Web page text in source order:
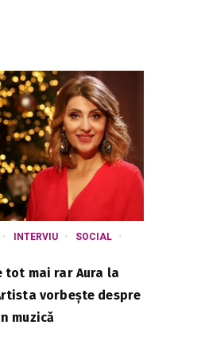
INTERVIU
SOCIAL
tot mai rar Aura la
vorbește despre
muzică